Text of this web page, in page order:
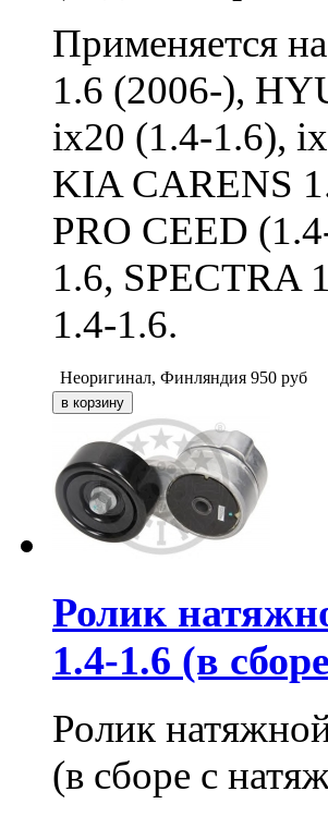
Применяется
1.6 (2006-),
ix20 (1.4-1.6),
KIA CARENS
PRO CEED
1.6, SPECTRA
1.4-1.6.
Неоригинал, Финляндия 950 руб
Ролик
1.4-1.6 (в
Ролик
(в сборе с